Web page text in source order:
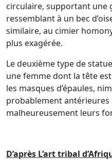
circulaire, supportant une
ressemblant à un bec
similaire, au cimier
plus exagérée.
Le deuxième type de
une femme dont la tête
les masques d’épaules,
probablement antérieures
malheureusement leurs
D’après L’art tribal